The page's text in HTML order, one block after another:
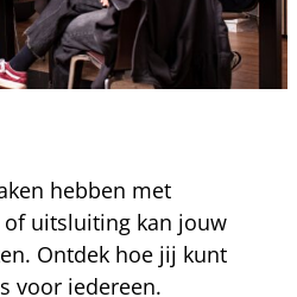
hebben met
uitsluiting kan jouw
Ontdek hoe jij kunt
voor iedereen.